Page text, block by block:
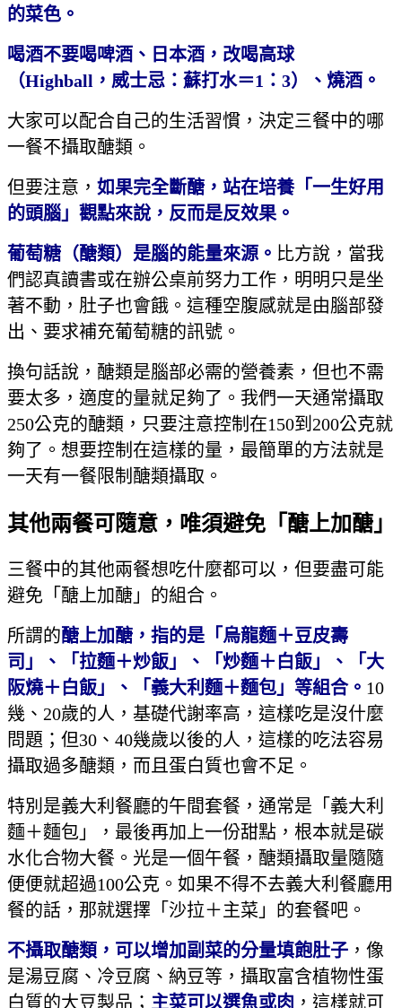
的菜色。
喝酒不要喝啤酒、日本酒，改喝高球
（Highball ，威士忌：蘇打水＝1 ： 3）、燒酒。
大家可以配合自己的生活習慣，決定三餐中的哪
一餐不攝取醣類。
但要注意， 如果完全斷醣，站在培養「一生好用
的頭腦」觀點來說，反而是反效果。
葡萄糖（醣類）是腦的能量來源。 比方說，當我
們認真讀書或在辦公桌前努力工作，明明只是坐
著不動，肚子也會餓。這種空腹感就是由腦部發
出、要求補充葡萄糖的訊號。
換句話說，醣類是腦部必需的營養素，但也不需
要太多，適度的量就足夠了。我們一天通常攝取
250公克的醣類，只要注意控制在150到200公克就
夠了。想要控制在這樣的量，最簡單的方法就是
一天有一餐限制醣類攝取。
其他兩餐可隨意，唯須避免「醣上加醣」
三餐中的其他兩餐想吃什麼都可以，但要盡可能
避免「醣上加醣」的組合。
所謂的醣上加醣，指的是「烏龍麵＋豆皮壽
司」、「拉麵＋炒飯」、「炒麵＋白飯」、「大
阪燒＋白飯」、「義大利麵＋麵包」等組合。 10
幾、20歲的人，基礎代謝率高，這樣吃是沒什麼
問題；但30、40幾歲以後的人，這樣的吃法容易
攝取過多醣類，而且蛋白質也會不足。
特別是義大利餐廳的午間套餐，通常是「義大利
麵＋麵包」，最後再加上一份甜點，根本就是碳
水化合物大餐。光是一個午餐，醣類攝取量隨隨
便便就超過100公克。如果不得不去義大利餐廳用
餐的話，那就選擇「沙拉＋主菜」的套餐吧。
不攝取醣類，可以增加副菜的分量填飽肚子 ，像
是湯豆腐、冷豆腐、納豆等，攝取富含植物性蛋
白質的大豆製品； 主菜可以選魚或肉 ，這樣就可